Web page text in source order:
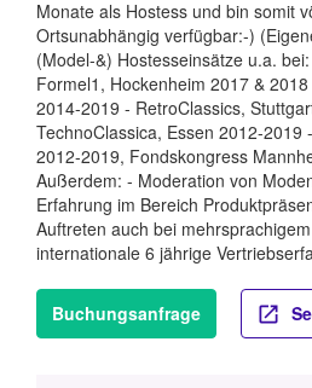
Monate als Hostess und bin somit
Ortsunabhängig verfügbar:-)
(Model-&) Hostesseinsätze u.a.
Formel1, Hockenheim 2017 &
2014-2019 - RetroClassics,
TechnoClassica, Essen 2012-2019
2012-2019, Fondskongress
Außerdem: - Moderation von
Erfahrung im Bereich
Auftreten auch bei
internationale 6 jährige
Buchungsanfrage